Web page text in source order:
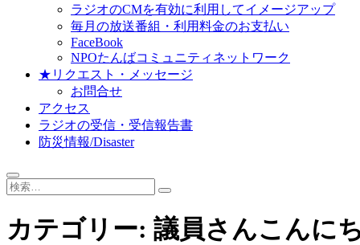
ラジオのCMを有効に利用してイメージアップ
毎月の放送番組・利用料金のお支払い
FaceBook
NPOたんばコミュニティネットワーク
★リクエスト・メッセージ
お問合せ
アクセス
ラジオの受信・受信報告書
防災情報/Disaster
検
カテゴリー: 議員さんこんに